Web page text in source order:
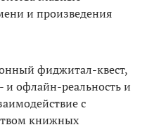
и произведения
фиджитал-квест,
и офлайн-реальность и
с
книжных